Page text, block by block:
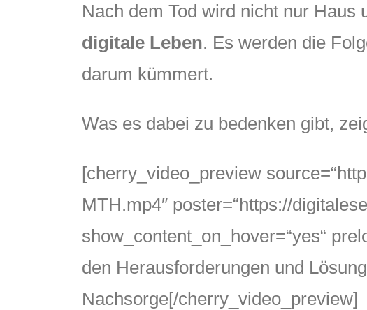
Nach dem Tod wird nicht nur
digitale Leben. Es werden die
darum kümmert.
Was es dabei zu bedenken gibt,
[cherry_video_preview
MTH.mp4″ poster=“https://
show_content_on_hover=“yes“
den Herausforderungen und
Nachsorge[/cherry_video_preview]